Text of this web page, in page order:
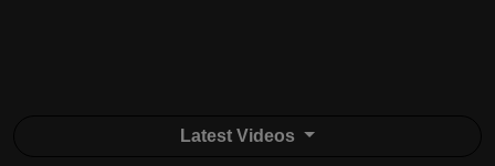
Latest Videos